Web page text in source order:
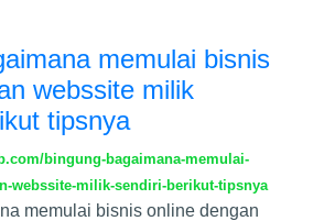
memulai bisnis
webssite milik
tipsnya
bingung-bagaimana-memulai-
webssite-milik-sendiri-berikut-tipsnya
memulai bisnis online dengan